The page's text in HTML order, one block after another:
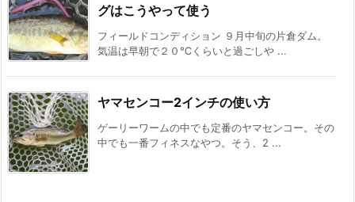
グはこうやって使う
フィールドコンディション ９月中旬の片倉ダム。
気温は早朝で２０℃くらいと過ごしや ...
ヤマセンコー2インチの使い方
ゲーリーワームの中でも定番のヤマセンコー。その
中でも一番フィネスなやつ。そう、2 ...